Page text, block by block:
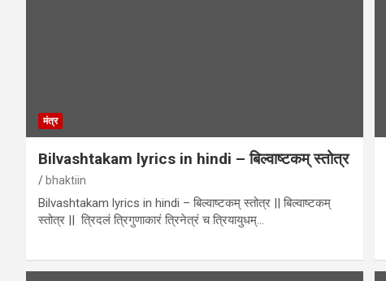
मंत्र
Bilvashtakam lyrics in hindi – बिल्वाष्टकम् स्तोत्र
bhaktiin
Bilvashtakam lyrics in hindi – बिल्वाष्टकम् स्तोत्र || बिल्वाष्टकम्
स्तोत्र || त्रिदलं त्रिगुणाकारं त्रिनेत्रं च त्रियायुधम्…